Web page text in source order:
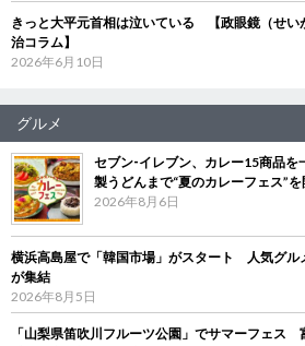
きっと大平元首相は泣いている 【政眼鏡（せい
治コラム】
2026年6月10日
グルメ
セブン‐イレブン、カレー15商品
製うどんまで“夏のカレーフェス”を
2026年8月6日
横浜高島屋で「韓国市場」がスタート 人気グル
が集結
2026年8月5日
「山梨県笛吹川フルーツ公園」でサマーフェス